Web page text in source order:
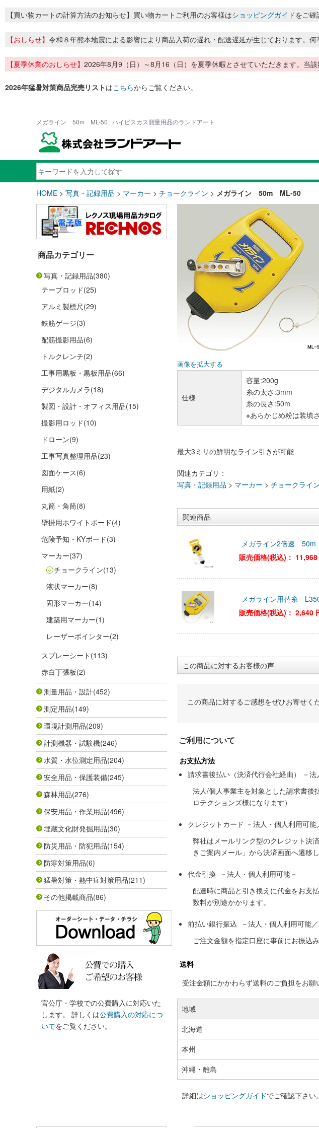
【買い物カートの計算方法のお知らせ】買い物カートご利用のお客様はショッピングガイドをご
【おしらせ】 令和８年熊本地震による影響により商品入荷の遅れ・配送遅延が生じております。
【夏季休業のおしらせ】 2026年8月9（日）～8月16（日）を夏季休暇とさせていただきます。当
2026年猛暑対策商品完売リストはこちらからご覧ください。
メガライン 50m ML-50 | ハイビスカス測量用品のランドアート
HOME > 写真・記録用品 > マーカー > チョークライン > メガライン 50m ML-50
商品カテゴリー
写真・記録用品(380)
テープロッド(25)
アルミ製標尺(29)
鉄筋ゲージ(3)
配筋撮影用品(6)
トルクレンチ(2)
工事用黒板・黒板用品(66)
デジタルカメラ(18)
製図・設計・オフィス用品(15)
撮影用ロッド(10)
ドローン(9)
工事写真整理用品(23)
図面ケース(6)
用紙(2)
丸筒・角筒(8)
壁掛用ホワイトボード(4)
危険予知・KYボード(3)
マーカー(37)
チョークライン(13)
液状マーカー(8)
固形マーカー(14)
建築用マーカー(1)
レーザーポインター(2)
スプレーシート (113)
赤白丁張板(2)
測量用品・設計(452)
測定用品(149)
環境計測用品(209)
計測機器・試験機(246)
水質・水位測定用品(204)
安全用品・保護装備(245)
森林用品(276)
保安用品・作業用品(496)
埋蔵文化財発掘用品(30)
防災用品・防犯用品(154)
防寒対策用品(6)
猛暑対策・熱中症対策用品(211)
その他掲載商品(86)
官公庁・学校での公費購入に対応いた
します。 詳しくは公費購入の対応につ
いてをご覧ください。
画像を拡大する
仕様
容量:200g
糸の太さ:3mm
糸の長さ:50m
※あらかじめ粉は装填
最大3ミリの鮮明なライン引きが可能
関連カテゴリ：
写真・記録用品 > マーカー > チョークライン
関連商品
メガライン2倍速
販売価格(税込)： 11,968
メガライン用替糸
販売価格(税込)： 2,640
この商品に対するお客様の声
この商品に対するご感想をぜひお寄せく
ご利用について
お支払方法
請求書後払い（決済代行会社経由） －
法人/個人事業主を対象とした請求書後
ロテクションズ様になります）
クレジットカード －法人・個人利用可能
弊社はメールリンク型のクレジット決
きご案内メール」から決済画面へ遷移
代金引換 －法人・個人利用可能－
配達時に商品と引き換えに代金をお支
数料が別途かかります。
前払い銀行振込 －法人・個人利用可能
ご注文金額を指定口座に事前にお振込
送料
受注金額にかかわらず送料のご負担をお
地域
北海道
本州
沖縄・離島
詳細はショッピングガイドでご確認下さい。